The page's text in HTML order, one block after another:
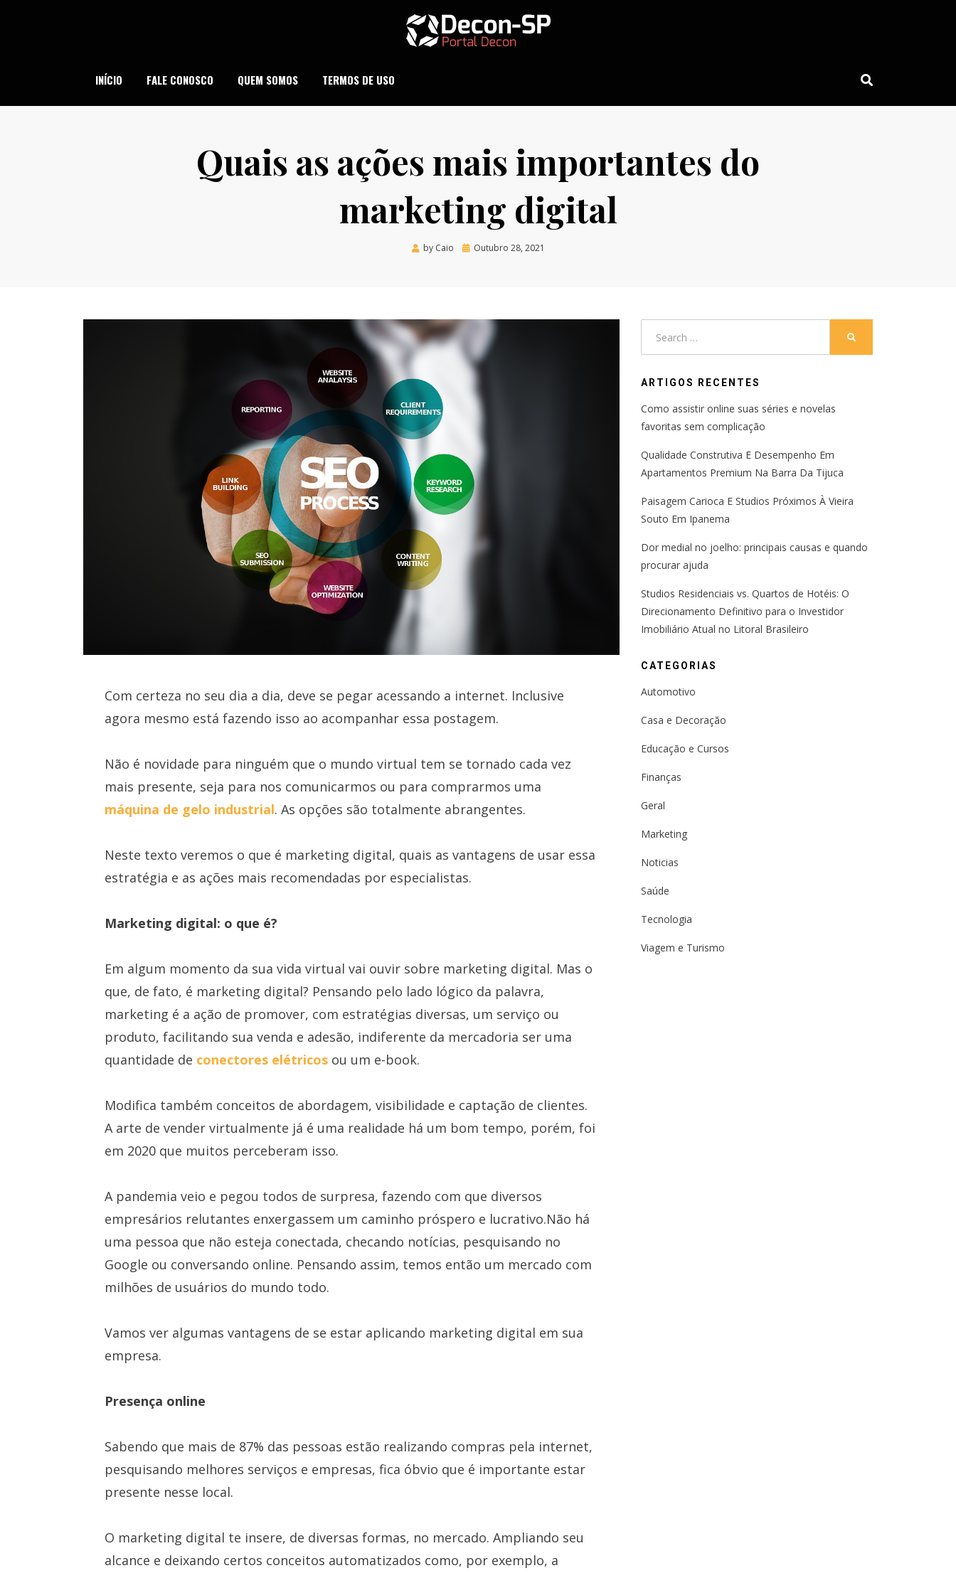
DECON-SP
INÍCIO FALE CONOSCO QUEM SOMOS TERMOS DE USO
Quais as ações mais importantes do
marketing digital
by Caio
Posted
Outubro 28, 2021
Com certeza no seu dia a dia, deve se pegar acessando a internet. Inclusive
agora mesmo está fazendo isso ao acompanhar essa postagem.
Não é novidade para ninguém que o mundo virtual tem se tornado cada vez
mais presente, seja para nos comunicarmos ou para comprarmos uma
máquina de gelo industrial. As opções são totalmente abrangentes.
Neste texto veremos o que é marketing digital, quais as vantagens de usar essa
estratégia e as ações mais recomendadas por especialistas.
Marketing digital: o que é?
Em algum momento da sua vida virtual vai ouvir sobre marketing digital. Mas o
que, de fato, é marketing digital? Pensando pelo lado lógico da palavra,
marketing é a ação de promover, com estratégias diversas, um serviço ou
produto, facilitando sua venda e adesão, indiferente da mercadoria ser uma
quantidade de conectores elétricos ou um e-book.
Modifica também conceitos de abordagem, visibilidade e captação de clientes.
A arte de vender virtualmente já é uma realidade há um bom tempo, porém, foi
em 2020 que muitos perceberam isso.
A pandemia veio e pegou todos de surpresa, fazendo com que diversos
empresários relutantes enxergassem um caminho próspero e lucrativo.Não há
uma pessoa que não esteja conectada, checando notícias, pesquisando no
Google ou conversando online. Pensando assim, temos então um mercado com
milhões de usuários do mundo todo.
Vamos ver algumas vantagens de se estar aplicando marketing digital em sua
empresa.
Presença online
Sabendo que mais de 87% das pessoas estão realizando compras pela internet,
pesquisando melhores serviços e empresas, fica óbvio que é importante estar
presente nesse local.
O marketing digital te insere, de diversas formas, no mercado. Ampliando seu
alcance e deixando certos conceitos automatizados como, por exemplo, a
ARTIGOS RECENTES
Como assistir online suas séries e novelas
favoritas sem complicação
Qualidade Construtiva E Desempenho Em
Apartamentos Premium Na Barra Da Tijuca
Paisagem Carioca E Studios Próximos À Vieira
Souto Em Ipanema
Dor medial no joelho: principais causas e quando
procurar ajuda
Studios Residenciais vs. Quartos de Hotéis: O
Direcionamento Definitivo para o Investidor
Imobiliário Atual no Litoral Brasileiro
CATEGORIAS
Automotivo
Casa e Decoração
Educação e Cursos
Finanças
Geral
Marketing
Noticias
Saúde
Tecnologia
Viagem e Turismo